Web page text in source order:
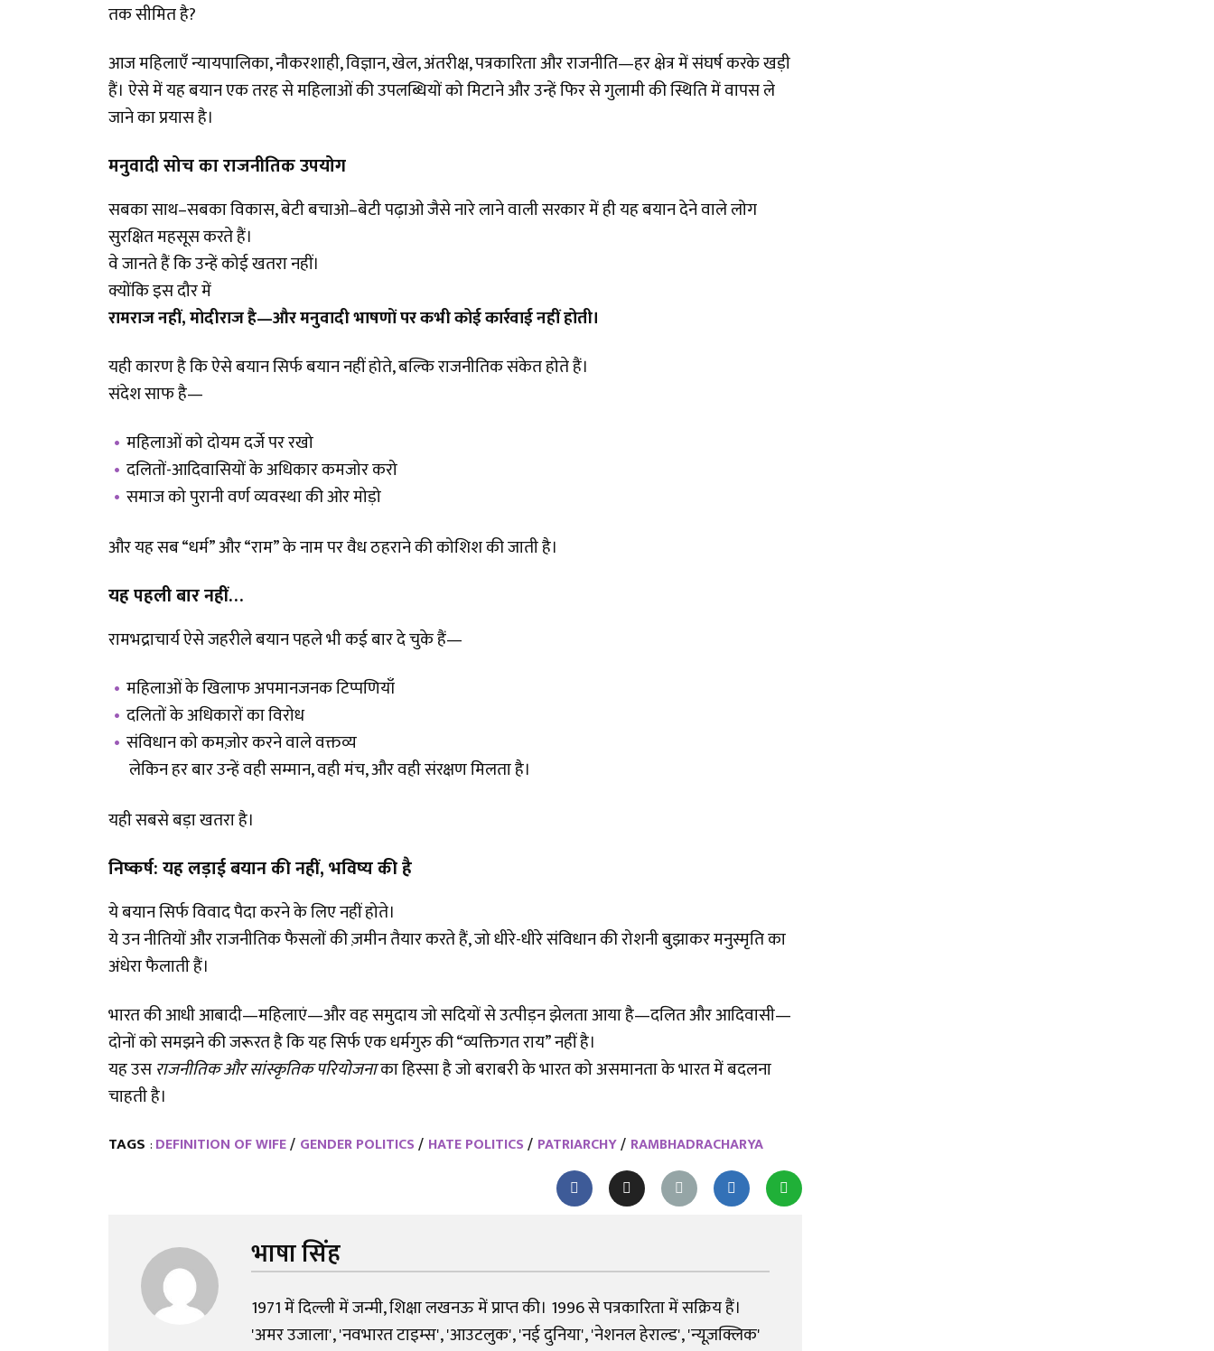
तक सीमित है?
आज महिलाएँ न्यायपालिका, नौकरशाही, विज्ञान, खेल, अंतरीक्ष, पत्रकारिता और राजनीति—हर क्षेत्र में संघर्ष करके खड़ी
हैं। ऐसे में यह बयान एक तरह से महिलाओं की उपलब्धियों को मिटाने और उन्हें फिर से गुलामी की स्थिति में वापस ले
जाने का प्रयास है।
मनुवादी सोच का राजनीतिक उपयोग
सबका साथ–सबका विकास, बेटी बचाओ–बेटी पढ़ाओ जैसे नारे लाने वाली सरकार में ही यह बयान देने वाले लोग
सुरक्षित महसूस करते हैं।
वे जानते हैं कि उन्हें कोई खतरा नहीं।
क्योंकि इस दौर में
रामराज नहीं, मोदीराज है—और मनुवादी भाषणों पर कभी कोई कार्रवाई नहीं होती।
यही कारण है कि ऐसे बयान सिर्फ बयान नहीं होते, बल्कि राजनीतिक संकेत होते हैं।
संदेश साफ है—
महिलाओं को दोयम दर्जे पर रखो
दलितों-आदिवासियों के अधिकार कमजोर करो
समाज को पुरानी वर्ण व्यवस्था की ओर मोड़ो
और यह सब “धर्म” और “राम” के नाम पर वैध ठहराने की कोशिश की जाती है।
यह पहली बार नहीं…
रामभद्राचार्य ऐसे जहरीले बयान पहले भी कई बार दे चुके हैं—
महिलाओं के खिलाफ अपमानजनक टिप्पणियाँ
दलितों के अधिकारों का विरोध
संविधान को कमज़ोर करने वाले वक्तव्य
लेकिन हर बार उन्हें वही सम्मान, वही मंच, और वही संरक्षण मिलता है।
यही सबसे बड़ा खतरा है।
निष्कर्ष: यह लड़ाई बयान की नहीं, भविष्य की है
ये बयान सिर्फ विवाद पैदा करने के लिए नहीं होते।
ये उन नीतियों और राजनीतिक फैसलों की ज़मीन तैयार करते हैं, जो धीरे-धीरे संविधान की रोशनी बुझाकर मनुस्मृति का
अंधेरा फैलाती हैं।
भारत की आधी आबादी—महिलाएं—और वह समुदाय जो सदियों से उत्पीड़न झेलता आया है—दलित और आदिवासी—
दोनों को समझने की जरूरत है कि यह सिर्फ एक धर्मगुरु की “व्यक्तिगत राय” नहीं है।
यह उसराजनीतिक और सांस्कृतिक परियोजनाका हिस्सा है जो बराबरी के भारत को असमानता के भारत में बदलना
चाहती है।
TAGS : DEFINITION OF WIFE GENDER POLITICS HATE POLITICS PATRIARCHY RAMBHADRACHARYA
भाषा सिंह
1971 में दिल्ली में जन्मी, शिक्षा लखनऊ में प्राप्त की। 1996 से पत्रकारिता में सक्रिय हैं।
'अमर उजाला', 'नवभारत टाइम्स', 'आउटलुक', 'नई दुनिया', 'नेशनल हेराल्ड', 'न्यूज़क्लिक'